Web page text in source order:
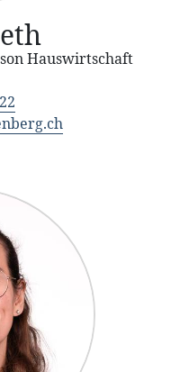
Hauswirtschaft